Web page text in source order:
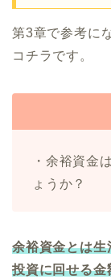
第3章で参考に
コチラです。
・余裕資金
ょうか？
余裕資金とは生
投資に回せる金